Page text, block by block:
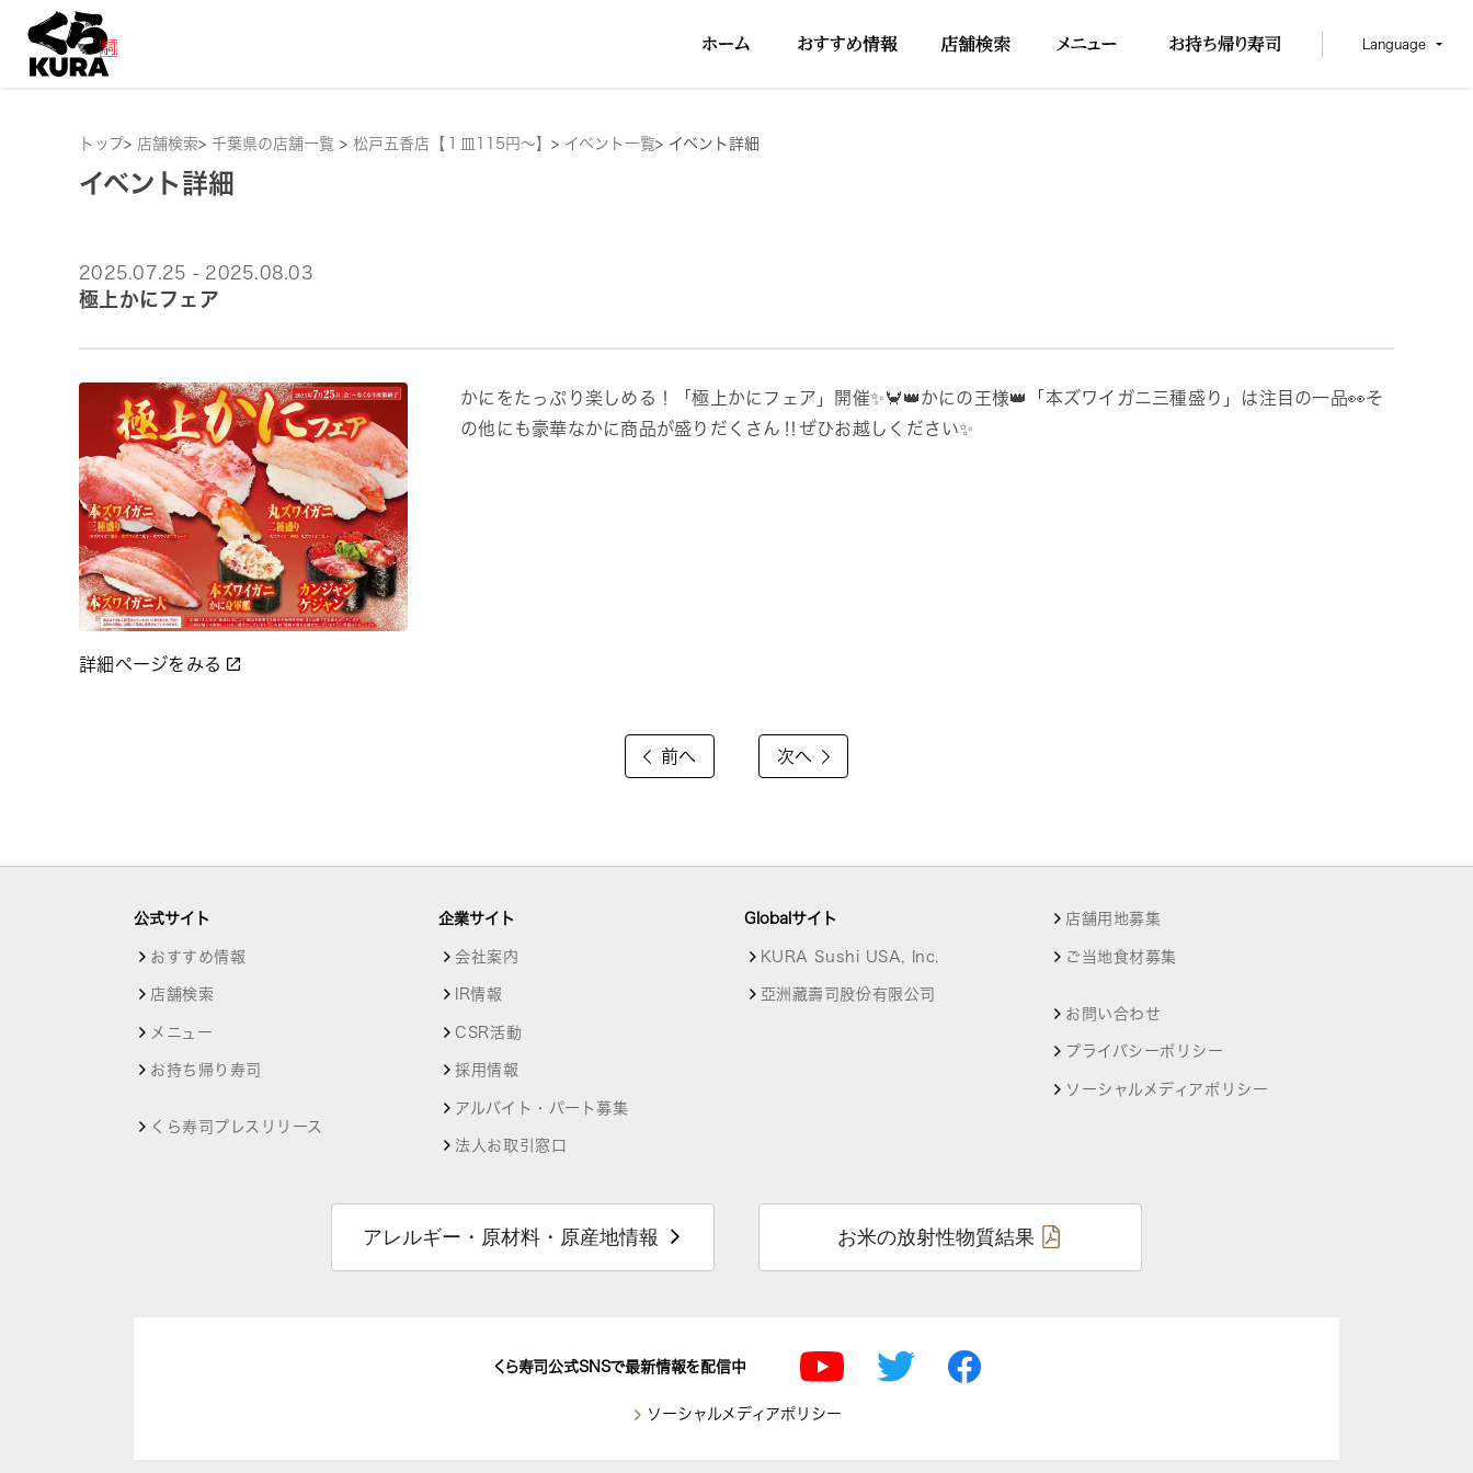
Language
トップ> 店舗検索> 千葉県の店舗一覧 > 松戸五香店【１皿115円～】 > イベント一覧> イベント詳細
イベント詳細
2025.07.25 - 2025.08.03
極上かにフェア
詳細ページをみる
かにをたっぷり楽しめる！「極上かにフェア」開催✨🦀👑かにの王様👑「本ズワイガニ三種盛り」は注目の一品👀そ
の他にも豪華なかに商品が盛りだくさん‼ぜひお越しください✨
前へ 次へ
公式サイト
おすすめ情報
店舗検索
メニュー
お持ち帰り寿司
くら寿司プレスリリース
企業サイト
会社案内
IR情報
CSR活動
採用情報
アルバイト・パート募集
法人お取引窓口
Globalサイト
KURA Sushi USA, Inc.
亞洲藏壽司股份有限公司
店舗用地募集
ご当地食材募集
お問い合わせ
プライバシーポリシー
ソーシャルメディアポリシー
アレルギー・原材料・原産地情報 お米の放射性物質結果
くら寿司公式SNSで最新情報を配信中
ソーシャルメディアポリシー